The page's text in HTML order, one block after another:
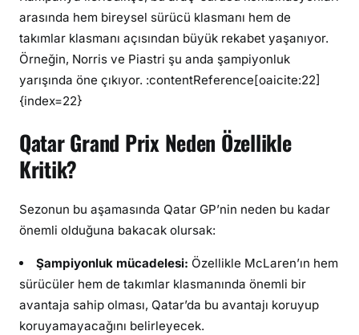
arasında hem bireysel sürücü klasmanı hem de
takımlar klasmanı açısından büyük rekabet yaşanıyor.
Örneğin, Norris ve Piastri şu anda şampiyonluk
yarışında öne çıkıyor. :contentReference[oaicite:22]
{index=22}
Qatar Grand Prix Neden Özellikle
Kritik?
Sezonun bu aşamasında Qatar GP’nin neden bu kadar
önemli olduğuna bakacak olursak:
Şampiyonluk mücadelesi: Özellikle McLaren’ın hem
sürücüler hem de takımlar klasmanında önemli bir
avantaja sahip olması, Qatar’da bu avantajı koruyup
koruyamayacağını belirleyecek.